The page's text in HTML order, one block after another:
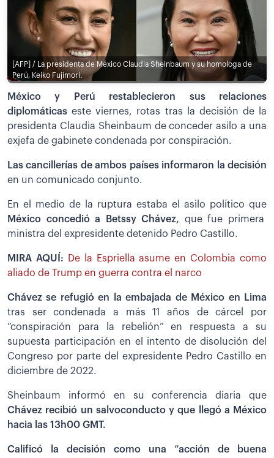
[AFP] / La presidenta de México Claudia Sheinbaum y su homologa de
Perú, Keiko Fujimori.
México y Perú restablecieron sus relaciones
diplomáticaseste viernes, rotas tras la decisión de la
presidenta Claudia Sheinbaum de conceder asilo a una
exjefa de gabinete condenada por conspiración.
Las cancillerías de ambos países informaron la decisión
en un comunicado conjunto.
En el medio de la ruptura estaba el asilo político que
México concedió a Betssy Chávez, que fue primera
ministra del expresidente detenido Pedro Castillo.
MIRA AQUÍ:
De la Espriella asume en Colombia como
aliado de Trump en guerra contra el narco
Chávez se refugió en la embajada de México en Lima
tras ser condenada a más 11 años de cárcel por
“conspiración para la rebelión” en respuesta a su
supuesta participación en el intento de disolución del
Congreso por parte del expresidente Pedro Castillo en
diciembre de 2022.
Sheinbaum informó en su conferencia diaria que
Chávez recibió un salvoconducto y que llegó a México
hacia las 13h00 GMT.
Calificó la decisión como una “acción de buena